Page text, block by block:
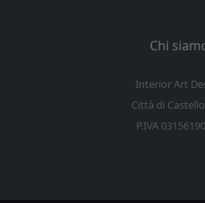
Chi
Interior Art
Città di
P.IVA